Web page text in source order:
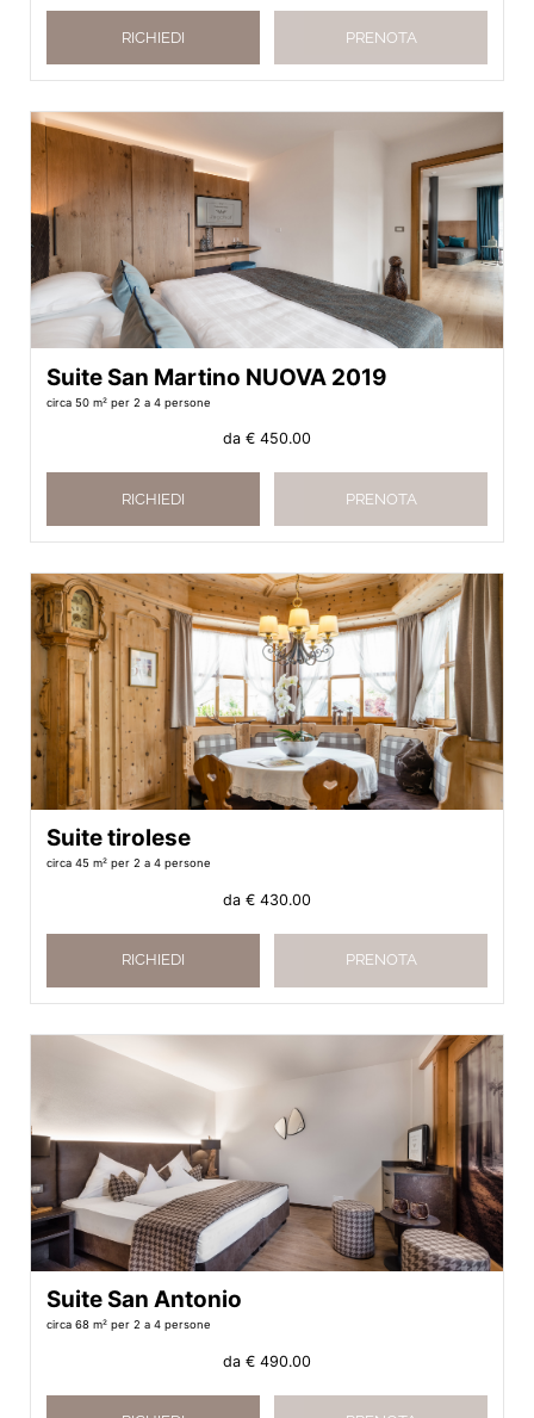
RICHIEDI PRENOTA
Suite San Martino NUOVA 2019
circa 50 m² per 2 a 4 persone
da € 450.00
RICHIEDI PRENOTA
Suite tirolese
circa 45 m² per 2 a 4 persone
da € 430.00
RICHIEDI PRENOTA
Suite San Antonio
circa 68 m² per 2 a 4 persone
da € 490.00